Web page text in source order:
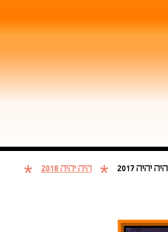
היה יהיה 2017 * היה יהיה 2018 *